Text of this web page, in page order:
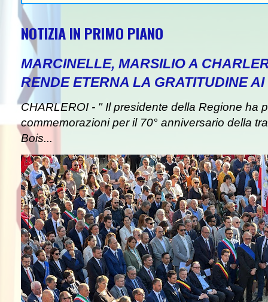
NOTIZIA IN PRIMO PIANO
MARCINELLE, MARSILIO A
RENDE ETERNA LA GRATITUDINE
CHARLEROI - " Il presidente della Regione ha
commemorazioni per il 70° anniversario della
Bois...